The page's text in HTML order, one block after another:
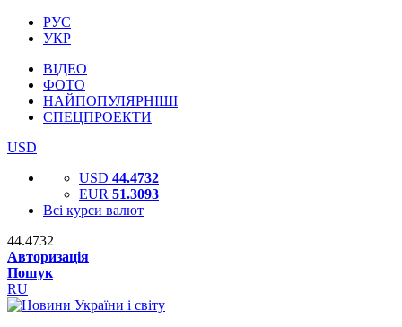
РУС
УКР
ВІДЕО
ФОТО
НАЙПОПУЛЯРНІШІ
СПЕЦПРОЕКТИ
USD
USD 44.4732
EUR 51.3093
Всі курси валют
44.4732
Авторизація
Пошук
RU